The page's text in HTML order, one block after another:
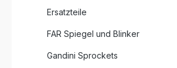
Ersatzteile
FAR Spiegel und Blinker
Gandini Sprockets